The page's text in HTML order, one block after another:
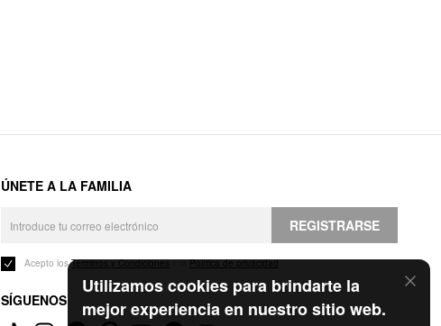
Utilizamos cookies para brindarte la
mejor experiencia en nuestro sitio web.
ÚNETE A LA FAMILIA
REGISTRARSE
Acepto losTérminos y Condicionesy laPolítica de privacidad.
SÍGUENOS